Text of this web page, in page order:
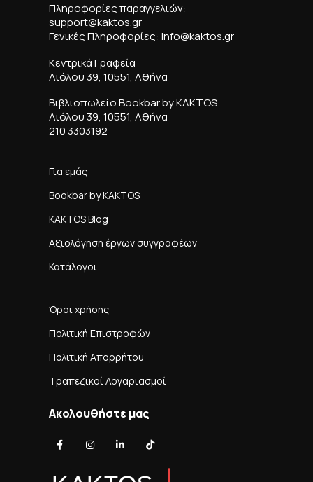
Πληροφορίες παραγγελιών:
support@kaktos.gr
Γενικές Πληροφορίες: info@kaktos.gr
Κεντρικά Γραφεία
Αιόλου 39, 10551, Αθήνα
Βιβλιοπωλείο Bookbar by KAKTOS
Αιόλου 39, 10551, Αθήνα
210 3303192
Για εμάς
Bookbar by KAKTOS
KAKTOS Blog
Αξιολόγηση έργων συγγραφέων
Κατάλογοι
Όροι χρήσης
Πολιτική Επιστροφών
Πολιτική Απορρήτου
Τραπεζικοί Λογαριασμοί
Ακολουθήστε μας